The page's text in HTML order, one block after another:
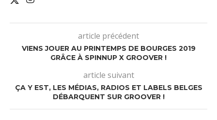
article précédent
VIENS JOUER AU PRINTEMPS DE BOURGES 2019
GRÂCE À SPINNUP X GROOVER !
article suivant
ÇA Y EST, LES MÉDIAS, RADIOS ET LABELS BELGES
DÉBARQUENT SUR GROOVER !